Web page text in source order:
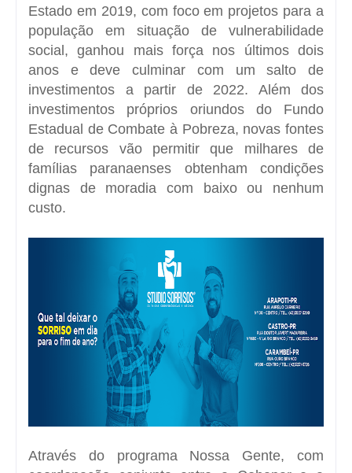
Estado em 2019, com foco em projetos para a
população em situação de vulnerabilidade
social, ganhou mais força nos últimos dois
anos e deve culminar com um salto de
investimentos a partir de 2022. Além dos
investimentos próprios oriundos do Fundo
Estadual de Combate à Pobreza, novas fontes
de recursos vão permitir que milhares de
famílias paranaenses obtenham condições
dignas de moradia com baixo ou nenhum
custo.
Através do programa Nossa Gente, com